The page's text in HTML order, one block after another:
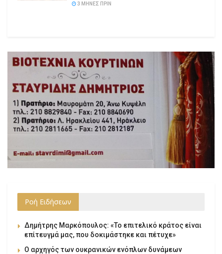
3 ΜΉΝΕΣ ΠΡΙΝ
Ροή Ειδήσεων
Δημήτρης Μαρκόπουλος: «Το επιτελικό κράτος είναι
επίτευγμά μας, που δοκιμάστηκε και πέτυχε»
Ο αρχηγός των ουκρανικών ενόπλων δυνάμεων